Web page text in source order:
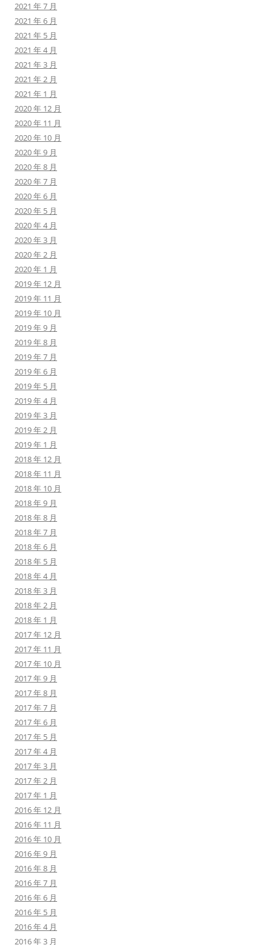
2021 年 7 月
2021 年 6 月
2021 年 5 月
2021 年 4 月
2021 年 3 月
2021 年 2 月
2021 年 1 月
2020 年 12 月
2020 年 11 月
2020 年 10 月
2020 年 9 月
2020 年 8 月
2020 年 7 月
2020 年 6 月
2020 年 5 月
2020 年 4 月
2020 年 3 月
2020 年 2 月
2020 年 1 月
2019 年 12 月
2019 年 11 月
2019 年 10 月
2019 年 9 月
2019 年 8 月
2019 年 7 月
2019 年 6 月
2019 年 5 月
2019 年 4 月
2019 年 3 月
2019 年 2 月
2019 年 1 月
2018 年 12 月
2018 年 11 月
2018 年 10 月
2018 年 9 月
2018 年 8 月
2018 年 7 月
2018 年 6 月
2018 年 5 月
2018 年 4 月
2018 年 3 月
2018 年 2 月
2018 年 1 月
2017 年 12 月
2017 年 11 月
2017 年 10 月
2017 年 9 月
2017 年 8 月
2017 年 7 月
2017 年 6 月
2017 年 5 月
2017 年 4 月
2017 年 3 月
2017 年 2 月
2017 年 1 月
2016 年 12 月
2016 年 11 月
2016 年 10 月
2016 年 9 月
2016 年 8 月
2016 年 7 月
2016 年 6 月
2016 年 5 月
2016 年 4 月
2016 年 3 月